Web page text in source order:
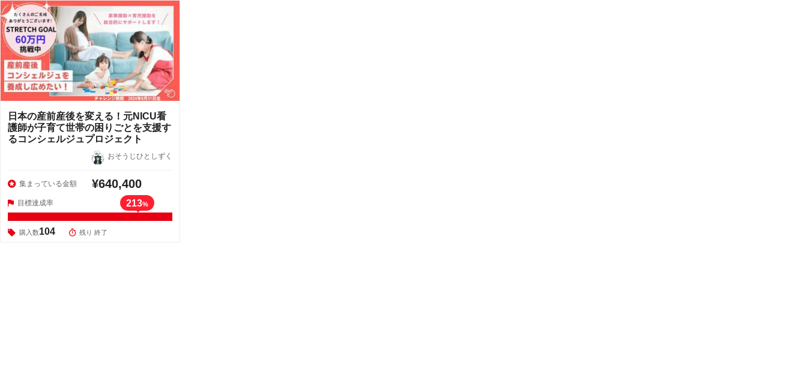
日本の産前産後を変える！元NICU看
護師が子育て世帯の困りごとを支援す
るコンシェルジュプロジェクト
おそうじひとしずく
集まっている金額 ¥640,400
目標達成率 213%
購入数104 残り 終了